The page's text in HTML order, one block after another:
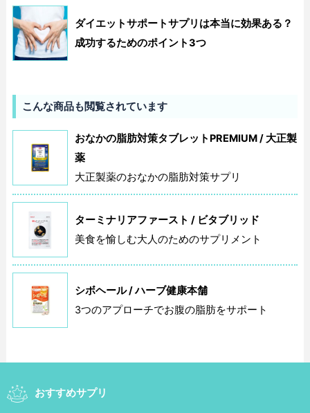
ダイエットサポートサプリは本当に効果ある？
成功するためのポイント3つ
こんな商品も閲覧されています
おなかの脂肪対策タブレットPREMIUM / 大正製
薬
大正製薬のおなかの脂肪対策サプリ
ターミナリアファースト / ビタブリッド
美食を愉しむ大人のためのサプリメント
シボヘール / ハーブ健康本舗
3つのアプローチでお腹の脂肪をサポート
おすすめサプリ